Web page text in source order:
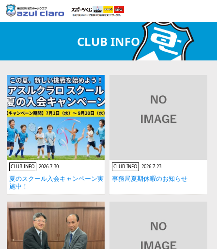
CLUB INFO
CLUB INFO 2026.7.30
夏のスクール入会キャンペーン実
施中！
CLUB INFO 2026.7.23
事務局夏期休暇のお知らせ